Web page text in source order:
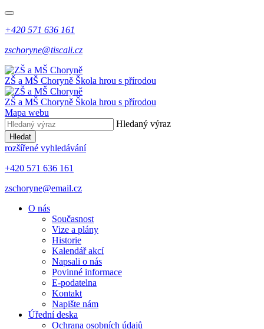
+420 571 636 161
zschoryne@tiscali.cz
ZŠ a MŠ Choryně Škola hrou s přírodou
ZŠ a MŠ Choryně Škola hrou s přírodou
Mapa webu
Hledaný výraz
Hledat
rozšířené vyhledávání
+420 571 636 161
zschoryne@email.cz
O nás
Současnost
Vize a plány
Historie
Kalendář akcí
Napsali o nás
Povinné informace
E-podatelna
Kontakt
Napište nám
Úřední deska
Ochrana osobních údajů